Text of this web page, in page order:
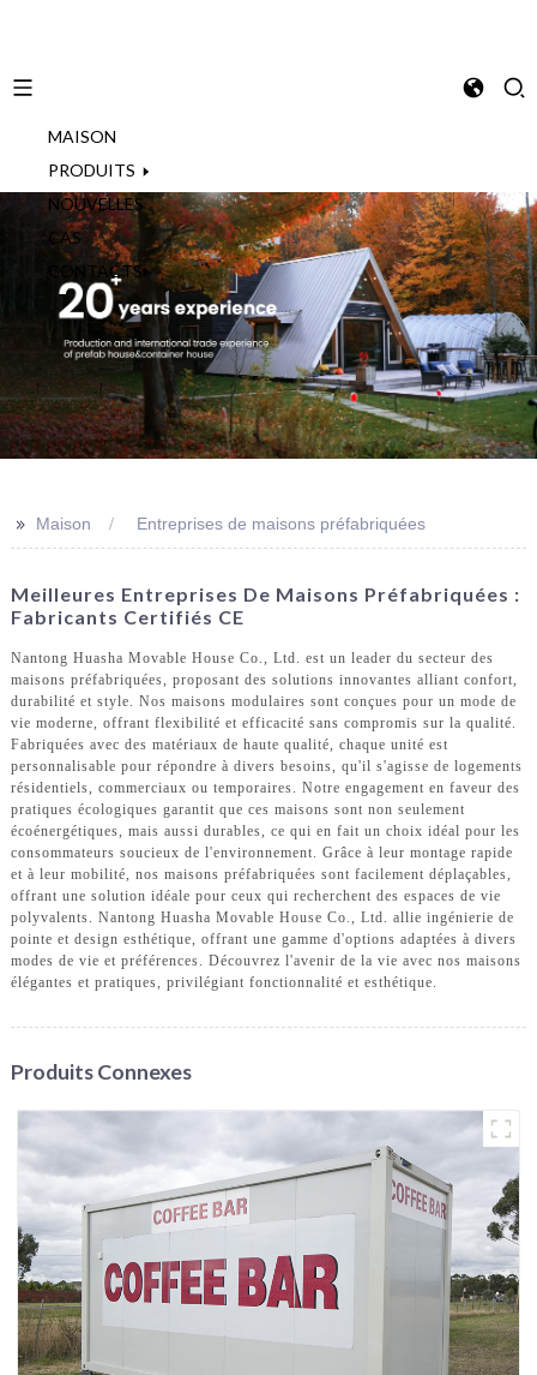
MAISON
PRODUITS
NOUVELLES
CAS
CONTACTS
>> Maison Entreprises de maisons préfabriquées
Meilleures Entreprises De Maisons Préfabriquées :
Fabricants Certifiés CE
Nantong Huasha Movable House Co., Ltd. est un leader du secteur des
maisons préfabriquées, proposant des solutions innovantes alliant confort,
durabilité et style. Nos maisons modulaires sont conçues pour un mode de
vie moderne, offrant flexibilité et efficacité sans compromis sur la qualité.
Fabriquées avec des matériaux de haute qualité, chaque unité est
personnalisable pour répondre à divers besoins, qu'il s'agisse de logements
résidentiels, commerciaux ou temporaires. Notre engagement en faveur des
pratiques écologiques garantit que ces maisons sont non seulement
écoénergétiques, mais aussi durables, ce qui en fait un choix idéal pour les
consommateurs soucieux de l'environnement. Grâce à leur montage rapide
et à leur mobilité, nos maisons préfabriquées sont facilement déplaçables,
offrant une solution idéale pour ceux qui recherchent des espaces de vie
polyvalents. Nantong Huasha Movable House Co., Ltd. allie ingénierie de
pointe et design esthétique, offrant une gamme d'options adaptées à divers
modes de vie et préférences. Découvrez l'avenir de la vie avec nos maisons
élégantes et pratiques, privilégiant fonctionnalité et esthétique.
Produits Connexes